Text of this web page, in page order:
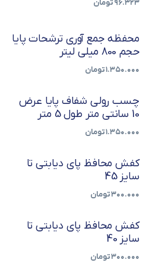
۹۶.۳۲۳تومان
محفظه جمع آوری ترشحات پایا
حجم 800 میلی لیتر
۱.۳۵۰.۰۰۰تومان
چسب رولی شفاف پایا عرض
10 سانتی متر طول 5 متر
۱.۳۵۰.۰۰۰تومان
کفش محافظ پای دیابتی تا
سایز 45
۳۰۰.۰۰۰تومان
کفش محافظ پای دیابتی تا
سایز 40
۳۰۰.۰۰۰تومان